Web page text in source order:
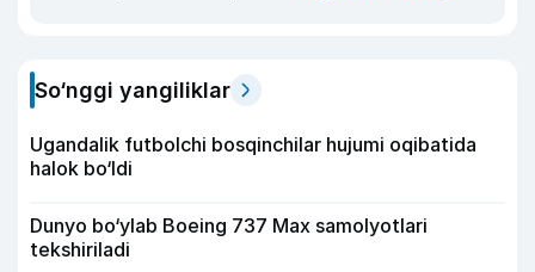
So‘nggi yangiliklar
Ugandalik futbolchi bosqinchilar hujumi oqibatida
halok bo‘ldi
Dunyo bo‘ylab Boeing 737 Max samolyotlari
tekshiriladi